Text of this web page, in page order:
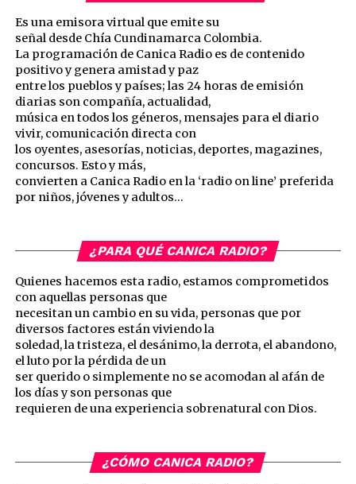
Es una emisora virtual que emite su
señal desde Chía Cundinamarca Colombia.
La programación de Canica Radio es de contenido
positivo y genera amistad y paz
entre los pueblos y países; las 24 horas de emisión
diarias son compañía, actualidad,
música en todos los géneros, mensajes para el diario
vivir, comunicación directa con
los oyentes, asesorías, noticias, deportes, magazines,
concursos. Esto y más,
convierten a Canica Radio en la ‘radio on line’ preferida
por niños, jóvenes y adultos…
¿PARA QUÉ CANICA RADIO?
Quienes hacemos esta radio, estamos comprometidos
con aquellas personas que
necesitan un cambio en su vida, personas que por
diversos factores están viviendo la
soledad, la tristeza, el desánimo, la derrota, el abandono,
el luto por la pérdida de un
ser querido o simplemente no se acomodan al afán de
los días y son personas que
requieren de una experiencia sobrenatural con Dios.
¿CÓMO CANICA RADIO?